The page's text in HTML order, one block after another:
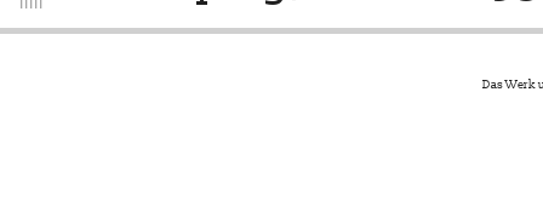
Das Werk